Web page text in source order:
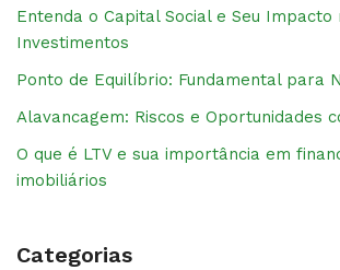
Entenda o Capital Social e Seu Impacto
Investimentos
Ponto de Equilíbrio: Fundamental para
Alavancagem: Riscos e Oportunidades
O que é LTV e sua importância em
imobiliários
Categorias